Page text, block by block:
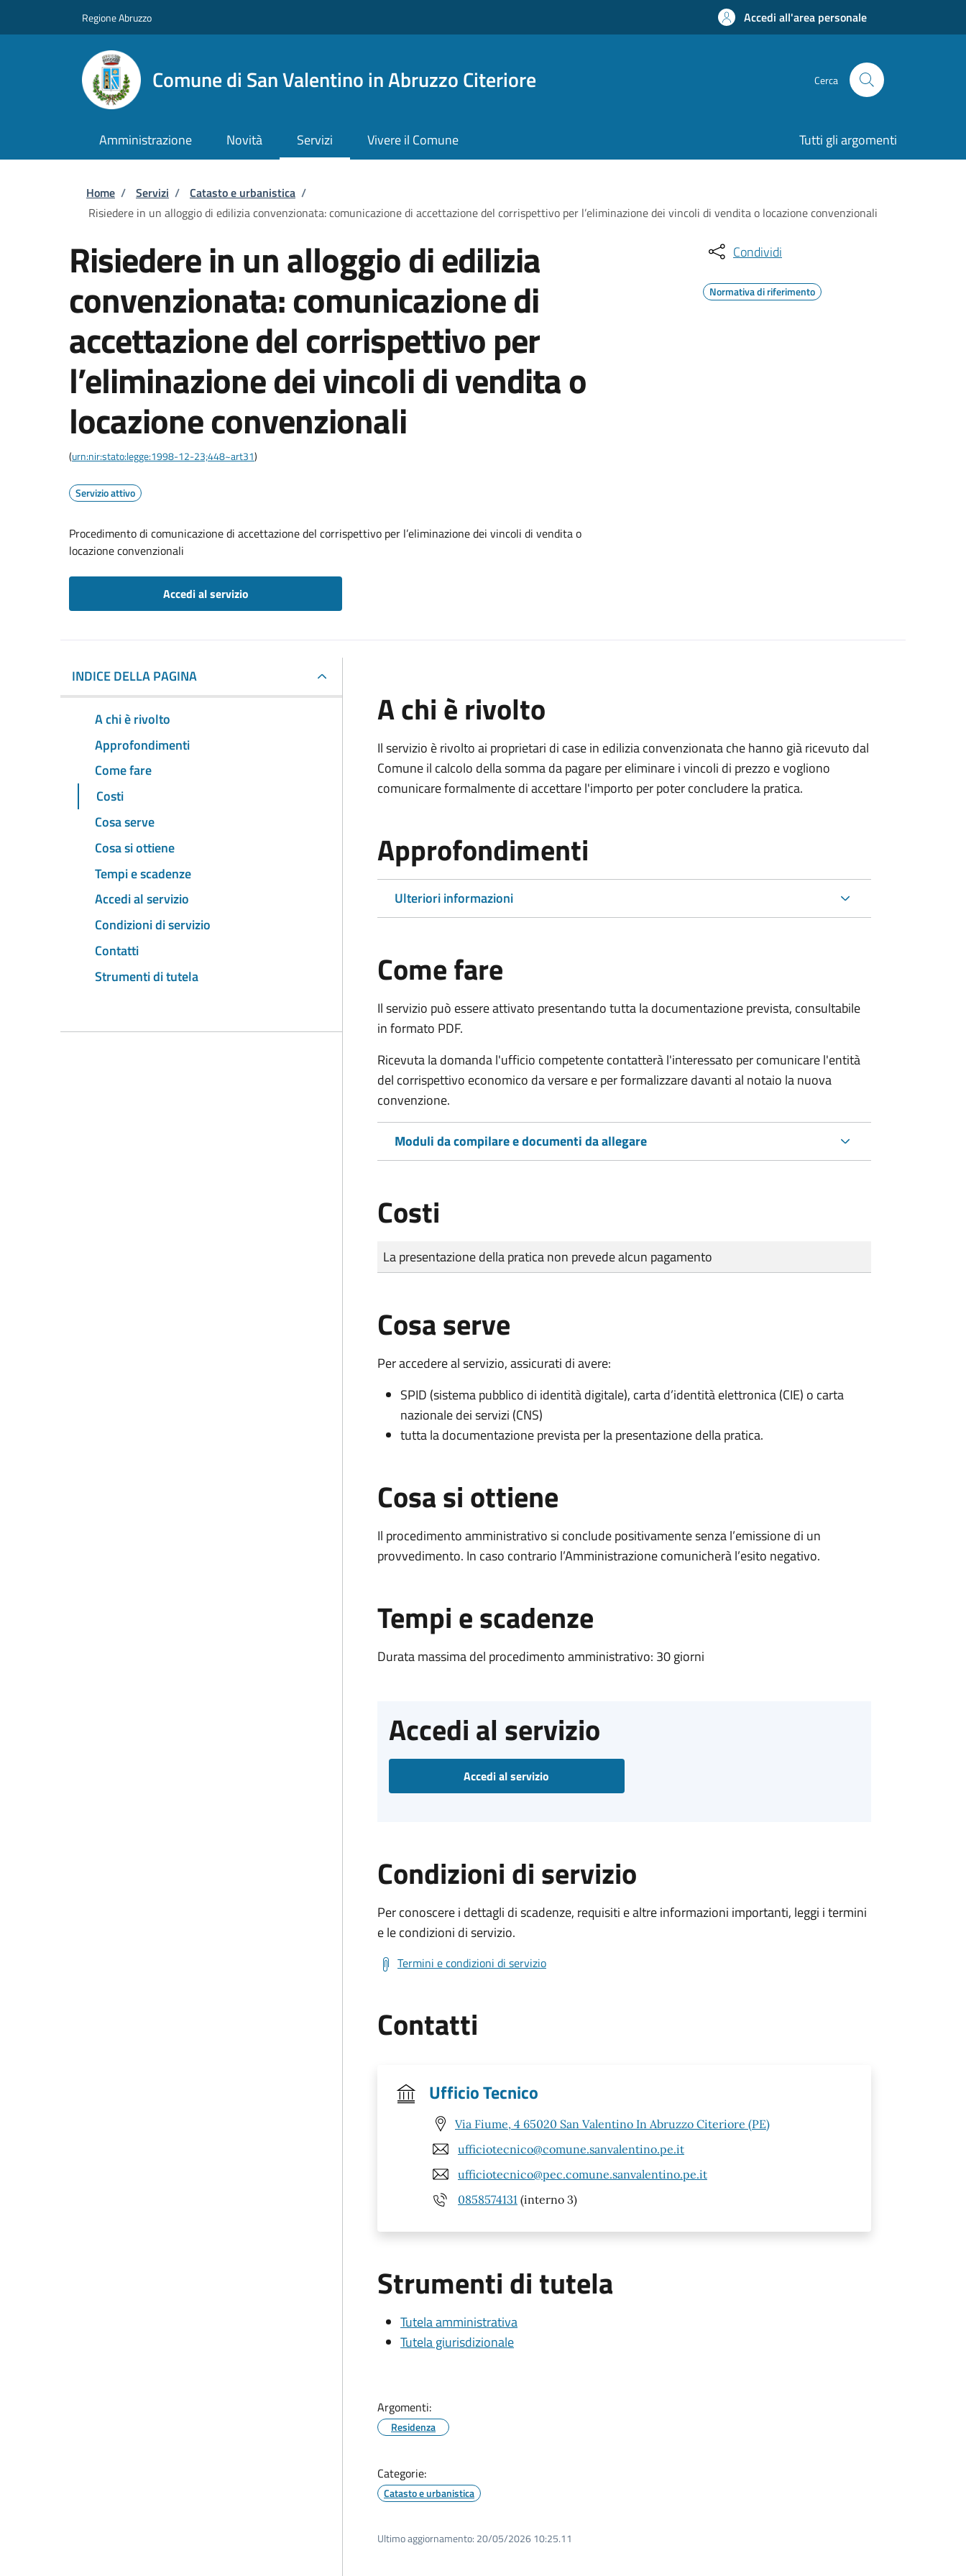
Regione Abruzzo Accedi all'area personale
Comune di San Valentino in Abruzzo Citeriore Cerca
Amministrazione Novità Servizi Vivere il Comune Tutti gli argomenti
Briciole di pane
Home / Servizi / Catasto e urbanistica /
Risiedere in un alloggio di edilizia convenzionata: comunicazione di accettazione del corrispettivo per l’eliminazione dei vincoli di vendita o locazione convenzionali
Risiedere in un alloggio di edilizia
convenzionata: comunicazione di
accettazione del corrispettivo per
l’eliminazione dei vincoli di vendita o
locazione convenzionali
(urn:nir:stato:legge:1998-12-23;448~art31)
Servizio attivo
Procedimento di comunicazione di accettazione del corrispettivo per l’eliminazione dei vincoli di vendita o
locazione convenzionali
Accedi al servizio
Condividi
Normativa di riferimento
INDICE DELLA PAGINA
A chi è rivolto
Approfondimenti
Come fare
Costi
Cosa serve
Cosa si ottiene
Tempi e scadenze
Accedi al servizio
Condizioni di servizio
Contatti
Strumenti di tutela
A chi è rivolto
Il servizio è rivolto ai proprietari di case in edilizia convenzionata che hanno già ricevuto dal
Comune il calcolo della somma da pagare per eliminare i vincoli di prezzo e vogliono
comunicare formalmente di accettare l'importo per poter concludere la pratica.
Approfondimenti
Ulteriori informazioni
Come fare
Il servizio può essere attivato presentando tutta la documentazione prevista, consultabile
in formato PDF.
Ricevuta la domanda l'ufficio competente contatterà l'interessato per comunicare l'entità
del corrispettivo economico da versare e per formalizzare davanti al notaio la nuova
convenzione.
Moduli da compilare e documenti da allegare
Costi
Tipo di pagamento
Importo
La presentazione della pratica non prevede alcun pagamento
Cosa serve
Per accedere al servizio, assicurati di avere:
SPID (sistema pubblico di identità digitale), carta d’identità elettronica (CIE) o carta
nazionale dei servizi (CNS)
tutta la documentazione prevista per la presentazione della pratica.
Cosa si ottiene
Il procedimento amministrativo si conclude positivamente senza l’emissione di un
provvedimento. In caso contrario l’Amministrazione comunicherà l’esito negativo.
Tempi e scadenze
Durata massima del procedimento amministrativo: 30 giorni
Accedi al servizio
Accedi al servizio
Condizioni di servizio
Per conoscere i dettagli di scadenze, requisiti e altre informazioni importanti, leggi i termini
e le condizioni di servizio.
Termini e condizioni di servizio
Contatti
Ufficio Tecnico
Via Fiume, 4 65020 San Valentino In Abruzzo Citeriore (PE)
ufficiotecnico@comune.sanvalentino.pe.it
ufficiotecnico@pec.comune.sanvalentino.pe.it
0858574131 (interno 3)
Strumenti di tutela
Tutela amministrativa
Tutela giurisdizionale
Argomenti:
Residenza
Categorie:
Catasto e urbanistica
Ultimo aggiornamento: 20/05/2026 10:25.11